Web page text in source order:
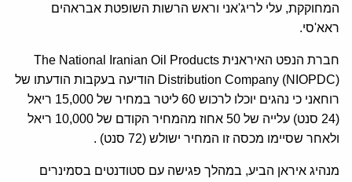
המחוקקת, עלי לריג'אני וראש הרשות השופטת אבראהים
ראא'סי.
חברת הנפט האיראנית The National Iranian Oil Products
Distribution Company (NIOPDC) הודיעה בעקבות הודעתו של
רוחאני כי נהגים יוכלו לרכוש 60 ליטר במחיר של 15,000 ריאל
(24 סנט) עלייה של 50 אחוז מהמחיר הקודם של 10,000 ריאל
ולאחר שסיימו מכסה זו המחיר ישולש (72 סנט) .
מנהיג איראן הביע, במהלך פגישה עם סטודנטים בסמינרים